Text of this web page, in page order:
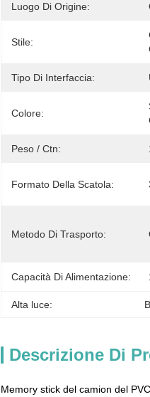
Luogo Di Origine:
Stile:
Tipo Di Interfaccia:
Colore:
Peso / Ctn:
Formato Della Scatola:
Metodo Di Trasporto:
Capacità Di Alimentazione:
Alta luce:
Descrizione Di
Memory stick del camion del PVC